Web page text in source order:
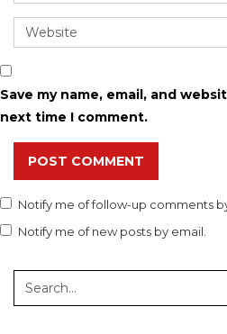
Save my name, email, and
next time I comment.
POST COMMENT
Notify me of follow-up comments
Notify me of new posts by email.